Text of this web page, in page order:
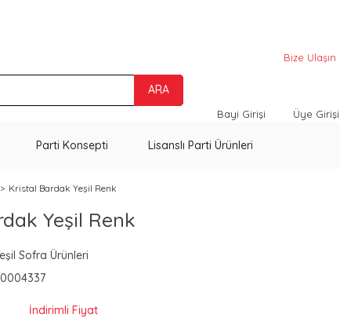
ARA
Bize Ulaşın
Bayi Girişi Üye Girişi
Parti Konsepti Lisanslı Parti Ürünleri
Kristal Bardak Yeşil Renk
Yeşil Renk
Sofra Ürünleri
İndirimli Fiyat